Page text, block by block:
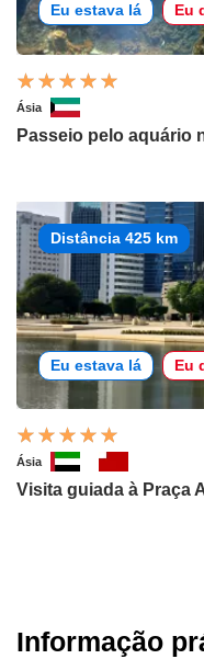
Eu estava lá Eu
Ásia
Passeio pelo aquário
Distância 425 km
Eu estava lá Eu
Ásia
Visita guiada à Praça
Informação